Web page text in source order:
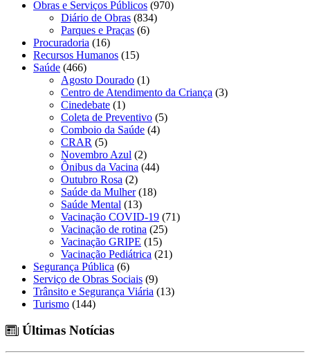
Obras e Serviços Públicos (970)
Diário de Obras (834)
Parques e Praças (6)
Procuradoria (16)
Recursos Humanos (15)
Saúde (466)
Agosto Dourado (1)
Centro de Atendimento da Criança (3)
Cinedebate (1)
Coleta de Preventivo (5)
Comboio da Saúde (4)
CRAR (5)
Novembro Azul (2)
Ônibus da Vacina (44)
Outubro Rosa (2)
Saúde da Mulher(18)
Saúde Mental (13)
Vacinação COVID-19 (71)
Vacinação de rotina (25)
Vacinação GRIPE (15)
Vacinação Pediátrica (21)
Segurança Pública (6)
Serviço de Obras Sociais (9)
Trânsito e Segurança Viária (13)
Turismo (144)
Últimas Notícias